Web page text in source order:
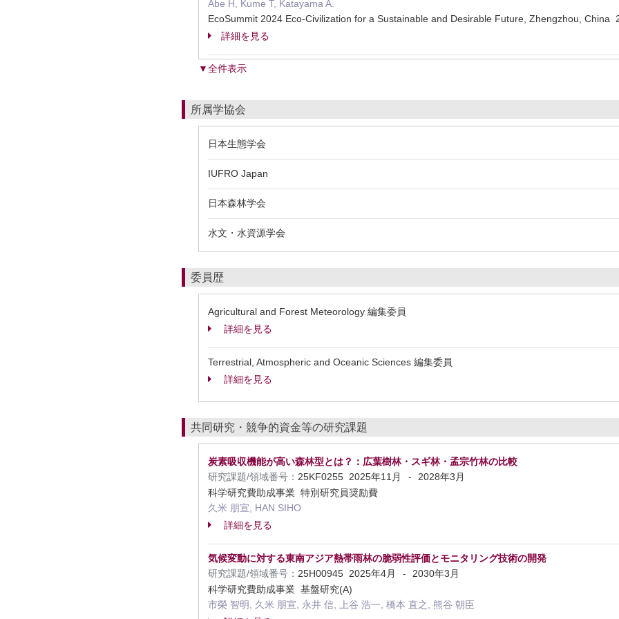
Abe H, Kume T, Katayama A.
EcoSummit 2024 Eco-Civilization for a Sustainable and Desirable Future, Zhengzhou, China
詳細を見る
▼全件表示
所属学協会
日本生態学会
IUFRO Japan
日本森林学会
水文・水資源学会
委員歴
Agricultural and Forest Meteorology 編集委員
詳細を見る
Terrestrial, Atmospheric and Oceanic Sciences 編集委員
詳細を見る
共同研究・競争的資金等の研究課題
炭素吸収機能が高い森林型とは？：広葉樹林・スギ林・孟宗竹林の比較
研究課題/領域番号： 25KF0255 2025年11月 -
2028年3月
科学研究費助成事業 特別研究員奨励費
久米 朋宣, HAN SIHO
詳細を見る
気候変動に対する東南アジア熱帯雨林の脆弱性評価とモニタリング技術の開発
研究課題/領域番号： 25H00945 2025年4月 -
2030年3月
科学研究費助成事業 基盤研究(A)
市榮 智明, 久米 朋宣, 永井 信, 上谷 浩一, 橋本 直之, 熊谷 朝臣